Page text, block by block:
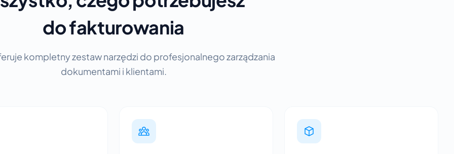
do fakturowania
kompletny zestaw narzędzi do profesjonalnego zarządzania
dokumentami i klientami.